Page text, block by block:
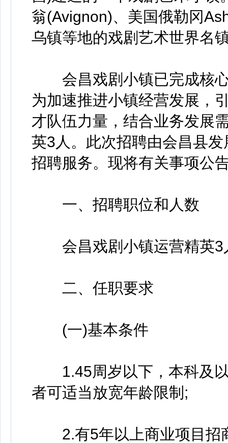
翁(Avignon)、美国俄勒冈
乌镇等地的戏剧艺术世界名
会昌戏剧小镇已完成核心
为加速推进小镇经营发展，
才队伍力量，结合业务发展
英3人。此次招聘由会昌县
招聘服务。现将有关事项公
一、招聘职位和人数
会昌戏剧小镇运营精英3
二、任职要求
(一)基本条件
1.45周岁以下，本科及以
者可适当放宽年龄限制;
2.有5年以上商业项目招